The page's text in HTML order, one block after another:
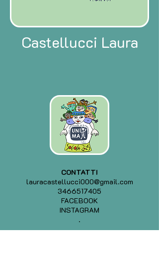
Castellucci Laura
CONTATTI
lauracastellucci000@gmail.com
3466517405
FACEBOOK
INSTAGRAM
.
.